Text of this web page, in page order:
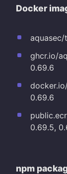
Docker
ghcr.io/
0.69.6
0.69.6
0.69.5,
npm